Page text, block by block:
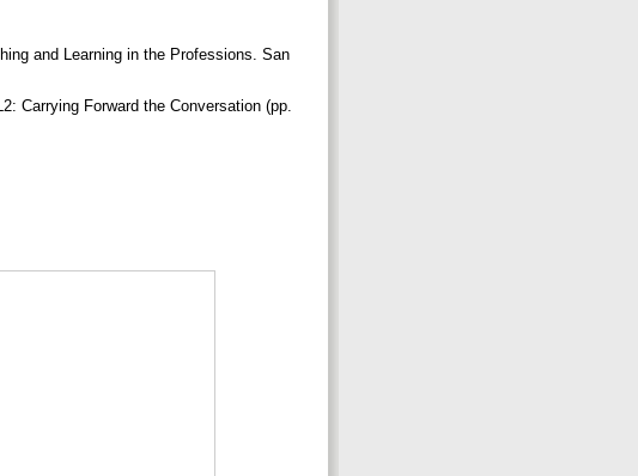
and Learning in the Professions. San
Carrying Forward the Conversation (pp.